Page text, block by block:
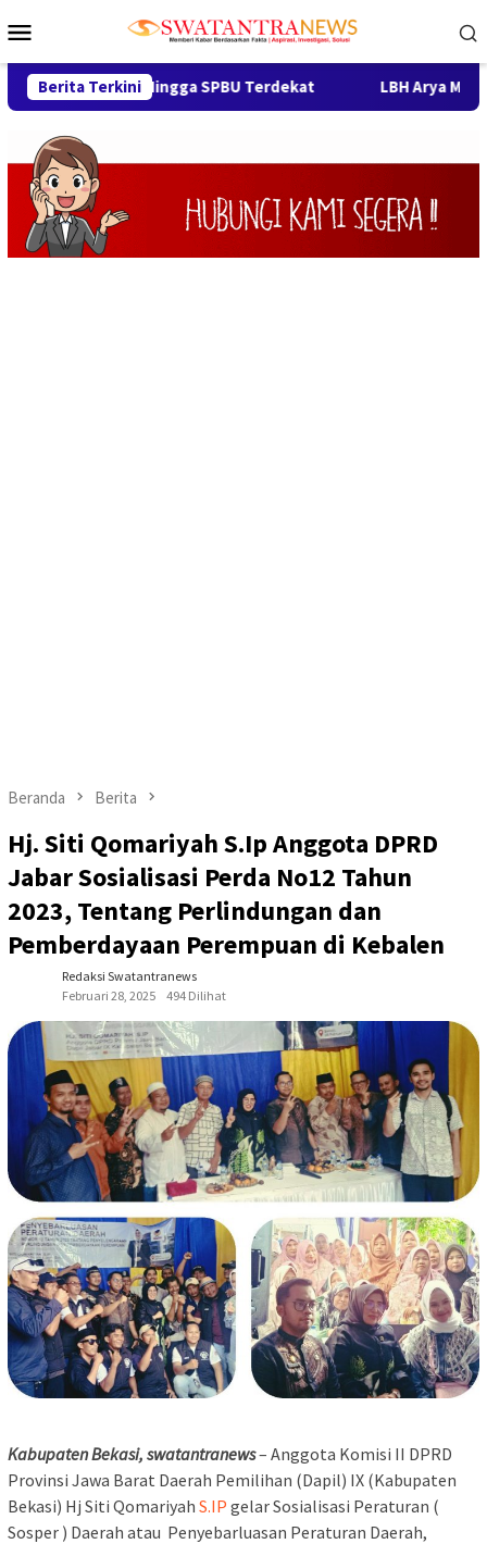
ke
Mobile
Berita Terkini
Hingga SPBU Terdekat LBH Arya Mandalika
Beranda Berita
Hj. Siti Qomariyah S.Ip Anggota DPRD
Jabar Sosialisasi Perda No12 Tahun
2023, Tentang Perlindungan dan
Pemberdayaan Perempuan di Kebalen
Redaksi Swatantranews
Februari 28, 2025
494 Dilihat
Kabupaten Bekasi, swatantranews– Anggota Komisi II DPRD
Provinsi Jawa Barat Daerah Pemilihan (Dapil) IX (Kabupaten
Bekasi) Hj Siti Qomariyah S.IP gelar Sosialisasi Peraturan (
Sosper ) Daerah atau Penyebarluasan Peraturan Daerah,